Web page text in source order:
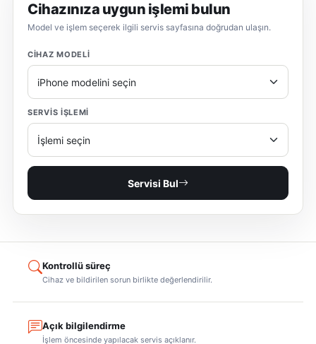
Cihazınıza uygun işlemi bulun
Model ve işlem seçerek ilgili servis sayfasına doğrudan ulaşın.
CIHAZ MODELI
SERVIS IŞLEMI
Servisi Bul
Kontrollü süreç
Cihaz ve bildirilen sorun birlikte değerlendirilir.
Açık bilgilendirme
İşlem öncesinde yapılacak servis açıklanır.